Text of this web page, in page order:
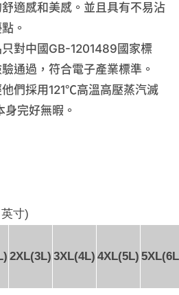
適感和美感。並且具有不易沾
。
中國GB-1201489國家標
通過，符合電子產業標準。
採用121℃高溫高壓蒸汽滅
完好無暇。
寸)
2XL(3L) 3XL(4L) 4XL(5L)